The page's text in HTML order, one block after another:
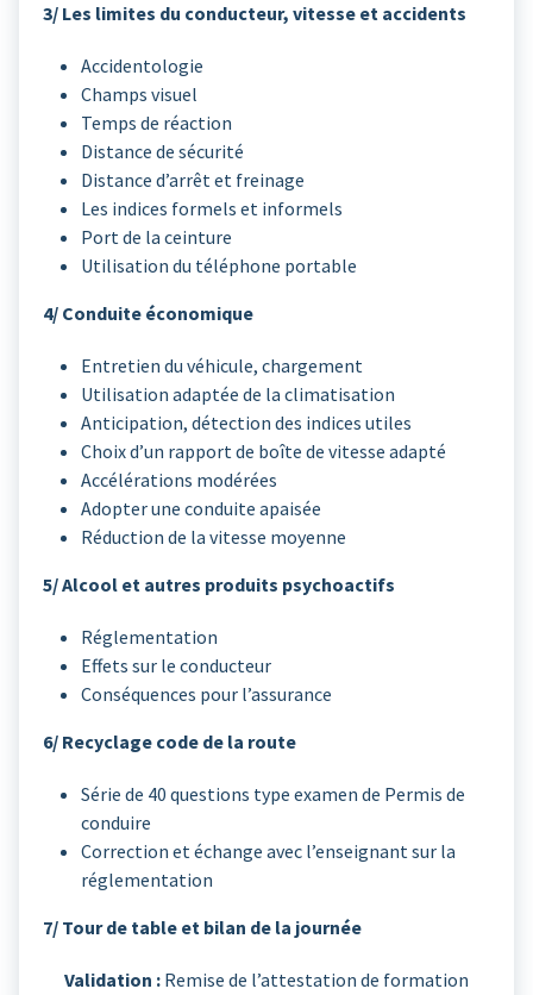
3/ Les limites du conducteur, vitesse et accidents
Accidentologie
Champs visuel
Temps de réaction
Distance de sécurité
Distance d’arrêt et freinage
Les indices formels et informels
Port de la ceinture
Utilisation du téléphone portable
4/ Conduite économique
Entretien du véhicule, chargement
Utilisation adaptée de la climatisation
Anticipation, détection des indices utiles
Choix d’un rapport de boîte de vitesse adapté
Accélérations modérées
Adopter une conduite apaisée
Réduction de la vitesse moyenne
5/ Alcool et autres produits psychoactifs
Réglementation
Effets sur le conducteur
Conséquences pour l’assurance
6/ Recyclage code de la route
Série de 40 questions type examen de Permis de
conduire
Correction et échange avec l’enseignant sur la
réglementation
7/ Tour de table et bilan de la journée
Validation : Remise de l’attestation de formation